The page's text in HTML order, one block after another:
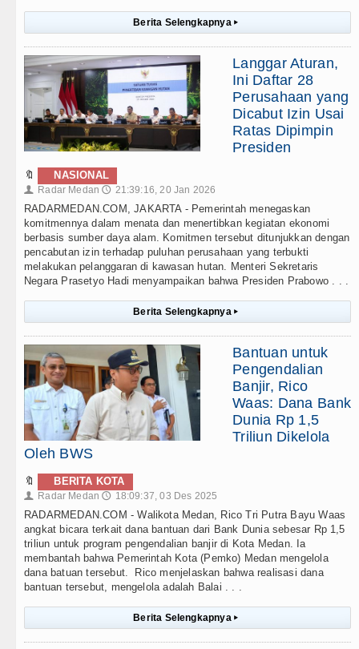
Berita Selengkapnya ▸
Langgar Aturan,
Ini Daftar 28
Perusahaan yang
Dicabut Izin Usai
Ratas Dipimpin
Presiden
🔖 NASIONAL
👤 Radar Medan 🕔 21:39:16, 20 Jan 2026
RADARMEDAN.COM, JAKARTA - Pemerintah menegaskan
komitmennya dalam menata dan menertibkan kegiatan ekonomi
berbasis sumber daya alam. Komitmen tersebut ditunjukkan dengan
pencabutan izin terhadap puluhan perusahaan yang terbukti
melakukan pelanggaran di kawasan hutan. Menteri Sekretaris
Negara Prasetyo Hadi menyampaikan bahwa Presiden Prabowo . . .
Berita Selengkapnya ▸
Bantuan untuk
Pengendalian
Banjir, Rico
Waas: Dana Bank
Dunia Rp 1,5
Triliun Dikelola
Oleh BWS
🔖 BERITA KOTA
👤 Radar Medan 🕔 18:09:37, 03 Des 2025
RADARMEDAN.COM - Walikota Medan, Rico Tri Putra Bayu Waas
angkat bicara terkait dana bantuan dari Bank Dunia sebesar Rp 1,5
triliun untuk program pengendalian banjir di Kota Medan. Ia
membantah bahwa Pemerintah Kota (Pemko) Medan mengelola
dana batuan tersebut. Rico menjelaskan bahwa realisasi dana
bantuan tersebut, mengelola adalah Balai . . .
Berita Selengkapnya ▸